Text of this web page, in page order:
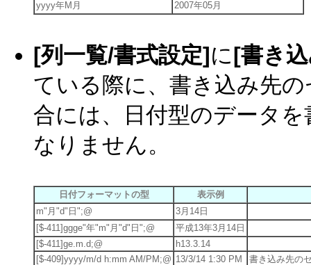
yyyy年M月
2007年05月
[列一覧/書式設定]に[書き
ている際に、書き込み先
合には、日付型のデータ
なりません。
日付フォーマットの型
表示例
m"月"d"日";@
3月14日
[$-411]ggge"年"m"月"d"日";@
平成13年3月14日
[$-411]ge.m.d;@
h13.3.14
[$-409]yyyy/m/d h:mm AM/PM;@ 13/3/14 1:30 PM 書き込み先の